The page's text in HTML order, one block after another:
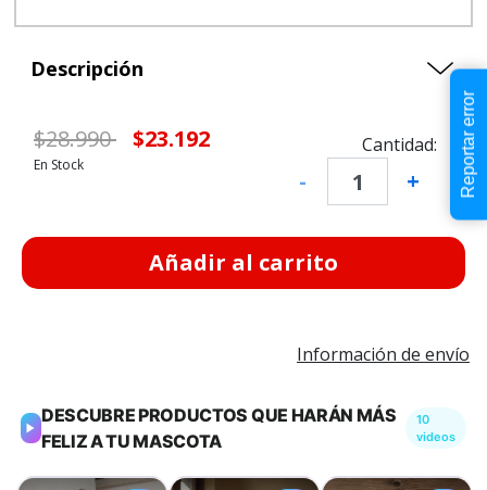
Descripción
Cantidad:
- +
Precio de oferta desde
$28.990a $23.192
En Stock
Añadir al carrito
Información de envío
Reportar error